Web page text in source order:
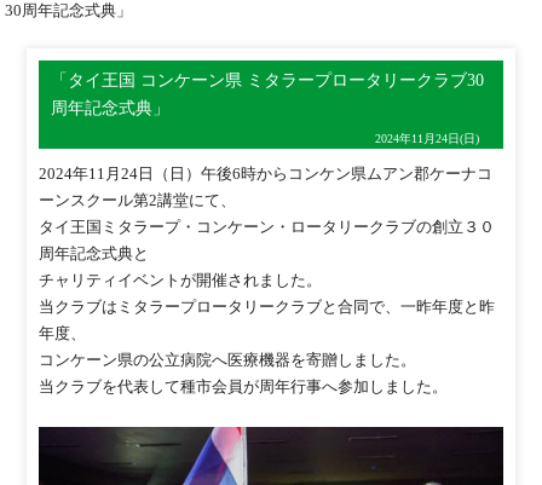
30周年記念式典」
「タイ王国 コンケーン県 ミタラープロータリークラブ30
周年記念式典」
2024年11月24日(日)
2024年11月24日（日）午後6時からコンケン県ムアン郡ケーナコ
ーンスクール第2講堂にて、
タイ王国ミタラープ・コンケーン・ロータリークラブの創立３０
周年記念式典と
チャリティイベントが開催されました。
当クラブはミタラープロータリークラブと合同で、一昨年度と昨
年度、
コンケーン県の公立病院へ医療機器を寄贈しました。
当クラブを代表して種市会員が周年行事へ参加しました。